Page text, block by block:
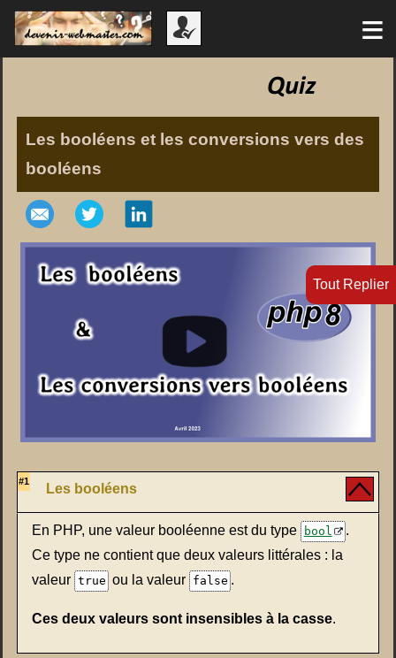
Tout Replier
≡
Les booléens et les conversions vers des
booléens
#1 Les booléens
En PHP, une valeur booléenne est du type bool
.
Ce type ne contient que deux valeurs littérales : la
valeur true ou la valeur false .
Ces deux valeurs sont insensibles à la casse.